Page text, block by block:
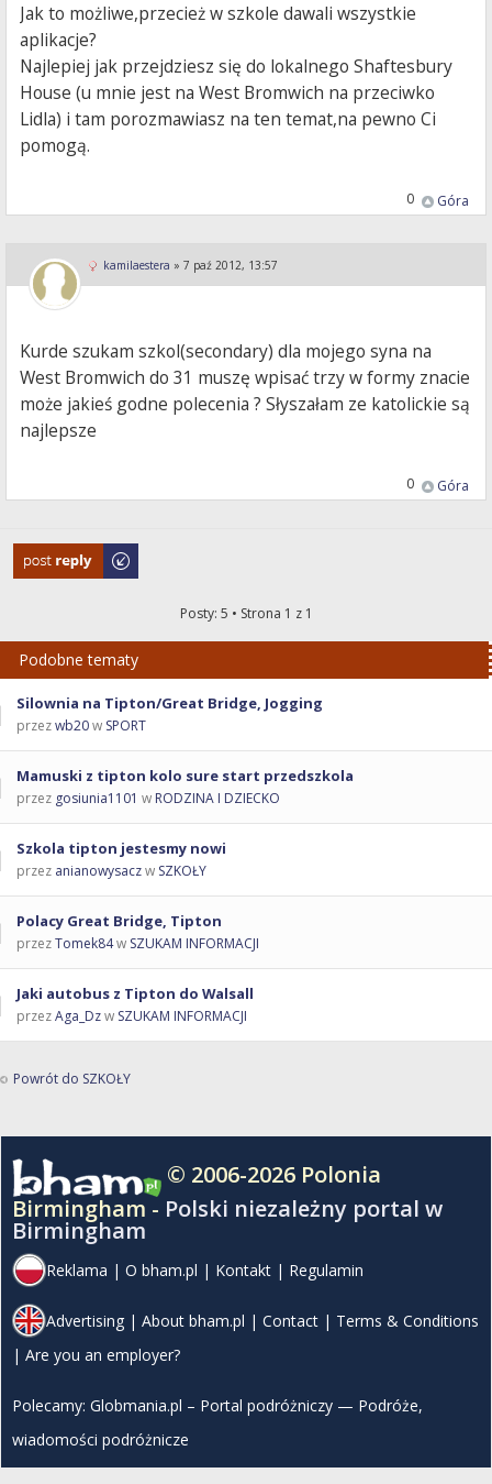
Jak to możliwe,przecież w szkole dawali wszystkie
aplikacje?
Najlepiej jak przejdziesz się do lokalnego Shaftesbury
House (u mnie jest na West Bromwich na przeciwko
Lidla) i tam porozmawiasz na ten temat,na pewno Ci
pomogą.
Góra
0
kamilaestera » 7 paź 2012, 13:57
Kurde szukam szkol(secondary) dla mojego syna na
West Bromwich do 31 muszę wpisać trzy w formy znacie
może jakieś godne polecenia ? Słyszałam ze katolickie są
najlepsze
Góra
0
Odpowiedz
Posty: 5 • Strona 1 z 1
Podobne tematy
Silownia na Tipton/Great Bridge, Jogging
przezwb20w SPORT
Mamuski z tipton kolo sure start przedszkola
przez gosiunia1101 w RODZINA I DZIECKO
Szkola tipton jestesmy nowi
przez anianowysaczw SZKOŁY
Polacy Great Bridge, Tipton
przezTomek84w SZUKAM INFORMACJI
Jaki autobus z Tipton do Walsall
przezAga_Dzw SZUKAM INFORMACJI
Powrót do SZKOŁY
© 2006-2026 Polonia
Birmingham - Polski niezależny portal w
Birmingham
Reklama | O bham.pl | Kontakt | Regulamin
Advertising | About bham.pl | Contact | Terms & Conditions
| Are you an employer?
Polecamy: Globmania.pl – Portal podróżniczy — Podróże,
wiadomości podróżnicze